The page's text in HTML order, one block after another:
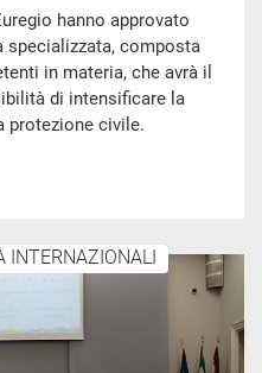
hanno approvato
specializzata, composta
in materia, che avrà il
di intensificare la
protezione civile.
INTERNAZIONALI